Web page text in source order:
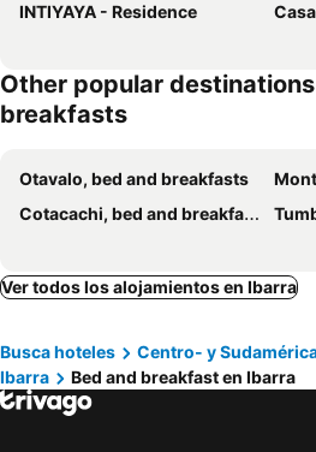
INTIYAYA - Residence
Other popular
breakfasts
Otavalo, bed and breakfasts
Cotacachi, bed and breakfasts
Ver todos los alojamientos en Ibarra
Busca hoteles Centro- y
Ibarra
Bed and breakfast en Ibarra